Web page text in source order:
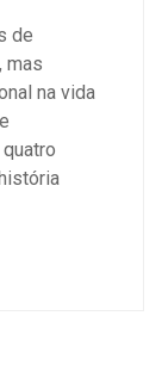
de
mas
na vida